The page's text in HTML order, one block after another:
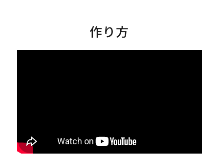
作り方